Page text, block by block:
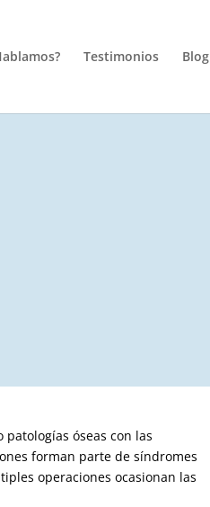
Testimonios Blog
óseas con las
forman parte de síndromes
operaciones ocasionan las